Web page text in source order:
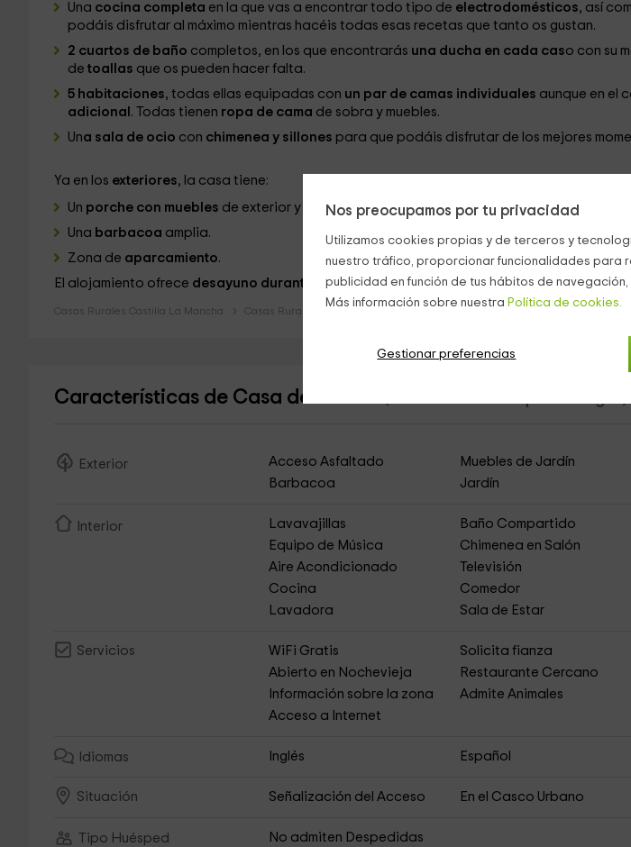
Nos preocupamos por tu privacidad
Utilizamos cookies propias y de terceros y
nuestro tráfico, proporcionar funcionalidades para
publicidad en función de tus hábitos de
Más información sobre nuestra Política de cookies.
Gestionar preferencias
Una cocina completa en la que vas a encontrar todo tipo de electrodomésticos, así
podáis disfrutar al máximo mientras hacéis todas esas recetas que tanto os gustan.
2 cuartos de baño completos, en los que encontrarás una ducha en cada caso con su
de toallas que os pueden hacer falta.
5 habitaciones, todas ellas equipadas con un par de camas individuales aunque en el
adicional . Todas tienen ropa de cama de sobra y muebles.
Una sala de ocio con chimenea y sillones para que podáis disfrutar de los mejores
Ya en los exteriores, la casa tiene:
Un porche con muebles de exterior y vistas de losjardines.
Una barbacoa amplia.
Zona de aparcamiento.
El alojamiento ofrece desayuno durante la estancia incluida en el precio.
Casas Rurales Castilla La Mancha Casas Rurales Toledo
Características de Casa del Cedro
Exterior Acceso Asfaltado Muebles de Jardín
Barbacoa
Jardín
Interior Lavavajillas Baño Compartido
Equipo de Música
Chimenea en Salón
Aire Acondicionado
Televisión
Cocina
Comedor
Lavadora
Sala de Estar
Servicios WiFi Gratis Solicita fianza
Abierto en Nochevieja
Restaurante Cercano
Información sobre la zona
Admite Animales
Acceso a Internet
Idiomas Inglés Español
Situación Señalización del Acceso En el Casco Urbano
Tipo Huésped No admiten Despedidas